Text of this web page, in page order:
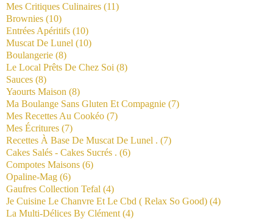
Mes Critiques Culinaires (11)
Brownies (10)
Entrées Apéritifs (10)
Muscat De Lunel (10)
Boulangerie (8)
Le Local Prêts De Chez Soi (8)
Sauces (8)
Yaourts Maison (8)
Ma Boulange Sans Gluten Et Compagnie (7)
Mes Recettes Au Cookéo (7)
Mes Écritures (7)
Recettes À Base De Muscat De Lunel . (7)
Cakes Salés - Cakes Sucrés . (6)
Compotes Maisons (6)
Opaline-Mag (6)
Gaufres Collection Tefal (4)
Je Cuisine Le Chanvre Et Le Cbd ( Relax So Good) (4)
La Multi-Délices By Clément (4)